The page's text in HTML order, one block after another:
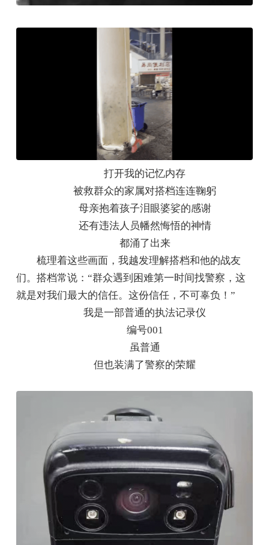
打开我的记忆内存
被救群众的家属对搭档连连鞠躬
母亲抱着孩子泪眼婆娑的感谢
还有违法人员幡然悔悟的神情
都涌了出来
梳理着这些画面，我越发理解搭档和他的战友
们。搭档常说：“群众遇到困难第一时间找警察，这
就是对我们最大的信任。这份信任，不可辜负！”
我是一部普通的执法记录仪
编号001
虽普通
但也装满了警察的荣耀